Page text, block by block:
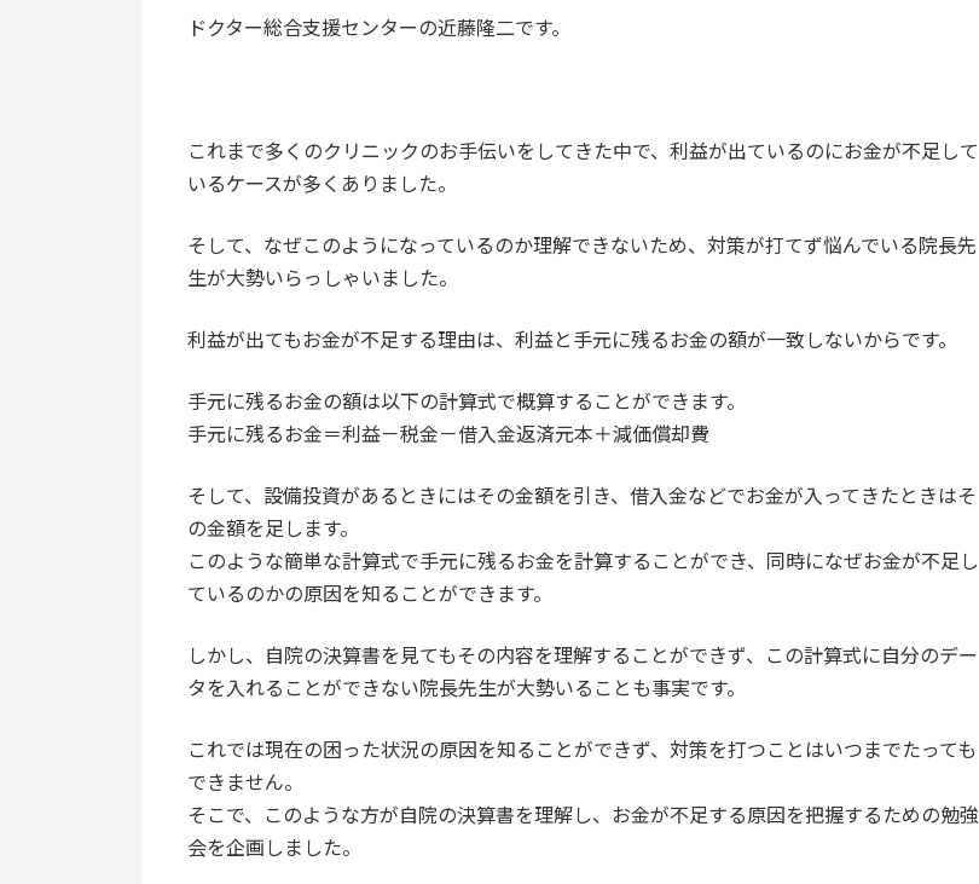
新
ドクター総合支援センターの近藤隆二です。
これまで多くのクリニックのお手伝いをしてきた中で、利益が出ているのにお金が不足して
いるケースが多くありました。
そして、なぜこのようになっているのか理解できないため、対策が打てず悩んでいる院長先
生が大勢いらっしゃいました。
利益が出てもお金が不足する理由は、利益と手元に残るお金の額が一致しないからです。
手元に残るお金の額は以下の計算式で概算することができます。
手元に残るお金＝利益－税金－借入金返済元本＋減価償却費
そして、設備投資があるときにはその金額を引き、借入金などでお金が入ってきたときはそ
の金額を足します。
このような簡単な計算式で手元に残るお金を計算することができ、同時になぜお金が不足し
ているのかの原因を知ることができます。
しかし、自院の決算書を見てもその内容を理解することができず、この計算式に自分のデー
タを入れることができない院長先生が大勢いることも事実です。
これでは現在の困った状況の原因を知ることができず、対策を打つことはいつまでたっても
できません。
そこで、このような方が自院の決算書を理解し、お金が不足する原因を把握するための勉強
会を企画しました。